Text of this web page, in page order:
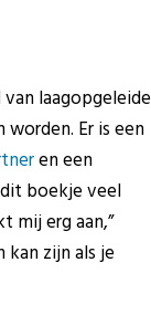
laagopgeleide
Er is een
en een
boekje veel
mij erg aan,”
zijn als je